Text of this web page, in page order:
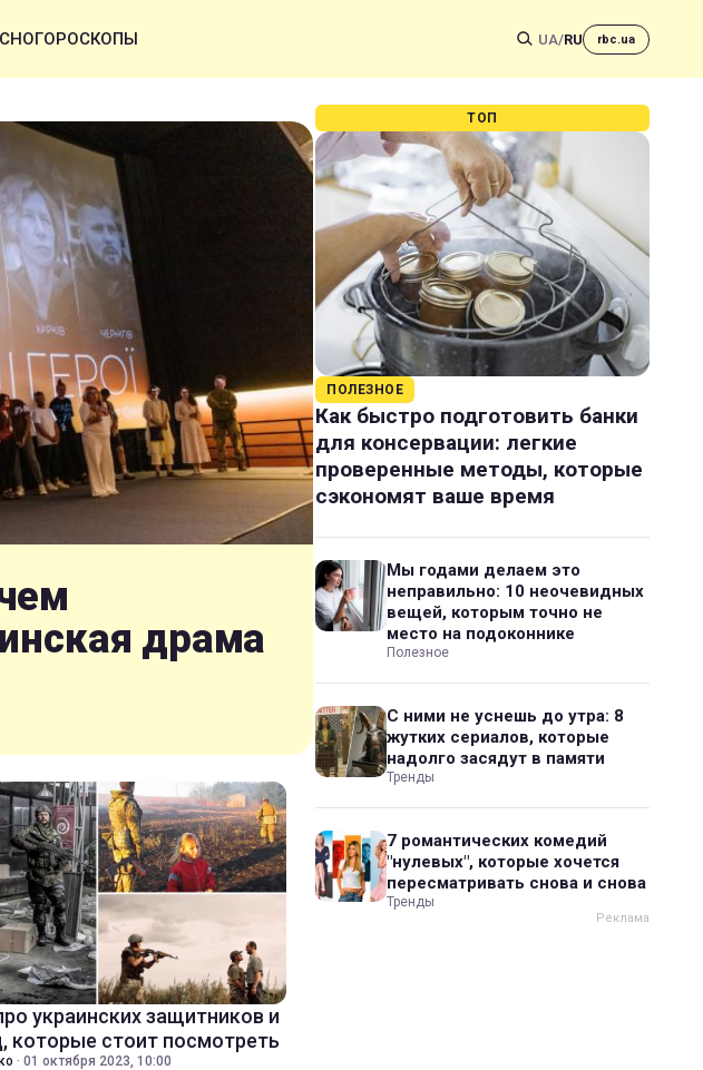
ГОРОСКОПЫ UA/RU rbc.ua
драма
украинских защитников и
которые стоит посмотреть
· 01 октября 2023, 10:00
ТОП
ПОЛЕЗНОЕ
Как быстро подготовить банки
для консервации: легкие
проверенные методы, которые
сэкономят ваше время
Мы годами делаем это
неправильно: 10 неочевидных
вещей, которым точно не
место на подоконнике
Полезное
С ними не уснешь до утра: 8
жутких сериалов, которые
надолго засядут в памяти
Тренды
7 романтических комедий
"нулевых", которые хочется
пересматривать снова и снова
Тренды